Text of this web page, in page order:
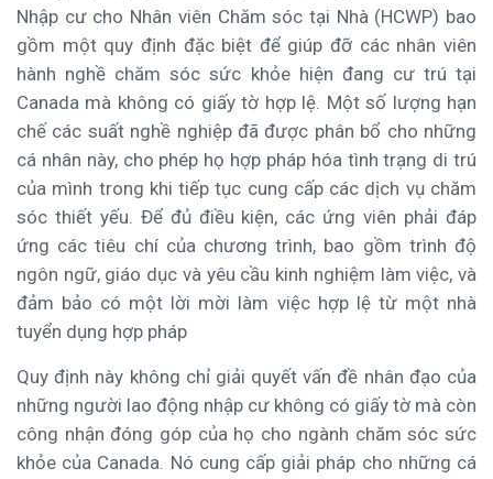
Nhập cư cho Nhân viên Chăm sóc tại Nhà (HCWP) bao
gồm một quy định đặc biệt để giúp đỡ các nhân viên
hành nghề chăm sóc sức khỏe hiện đang cư trú tại
Canada mà không có giấy tờ hợp lệ. Một số lượng hạn
chế các suất nghề nghiệp đã được phân bổ cho những
cá nhân này, cho phép họ hợp pháp hóa tình trạng di trú
của mình trong khi tiếp tục cung cấp các dịch vụ chăm
sóc thiết yếu. Để đủ điều kiện, các ứng viên phải đáp
ứng các tiêu chí của chương trình, bao gồm trình độ
ngôn ngữ, giáo dục và yêu cầu kinh nghiệm làm việc, và
đảm bảo có một lời mời làm việc hợp lệ từ một nhà
tuyển dụng hợp pháp
Quy định này không chỉ giải quyết vấn đề nhân đạo của
những người lao động nhập cư không có giấy tờ mà còn
công nhận đóng góp của họ cho ngành chăm sóc sức
khỏe của Canada. Nó cung cấp giải pháp cho những cá